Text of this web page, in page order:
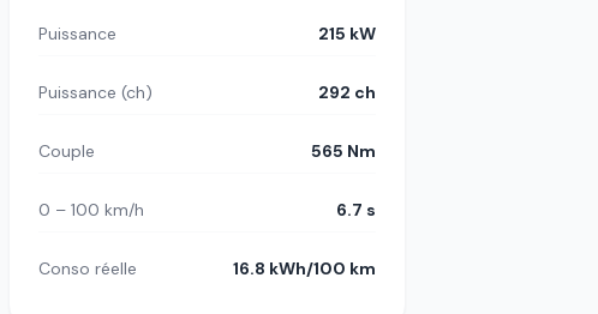
Puissance 215 kW
Puissance (ch) 292 ch
Couple 565 Nm
0 – 100 km/h 6.7 s
Conso réelle 16.8 kWh/100 km